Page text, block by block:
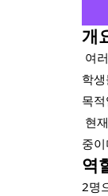
개
여
학
목
현
중
역
2명